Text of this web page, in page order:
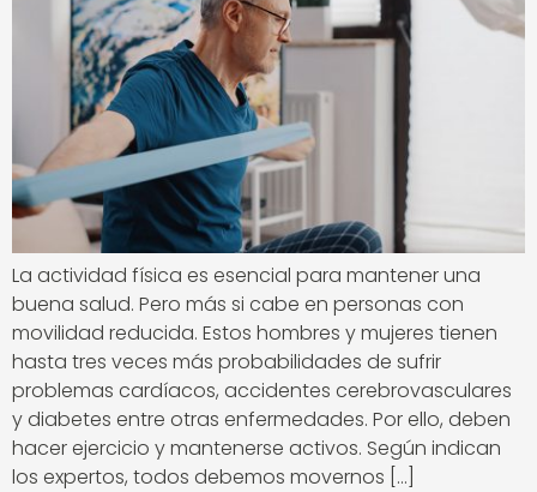
La actividad física es esencial para mantener una
buena salud. Pero más si cabe en personas con
movilidad reducida. Estos hombres y mujeres tienen
hasta tres veces más probabilidades de sufrir
problemas cardíacos, accidentes cerebrovasculares
y diabetes entre otras enfermedades. Por ello, deben
hacer ejercicio y mantenerse activos. Según indican
los expertos, todos debemos movernos […]